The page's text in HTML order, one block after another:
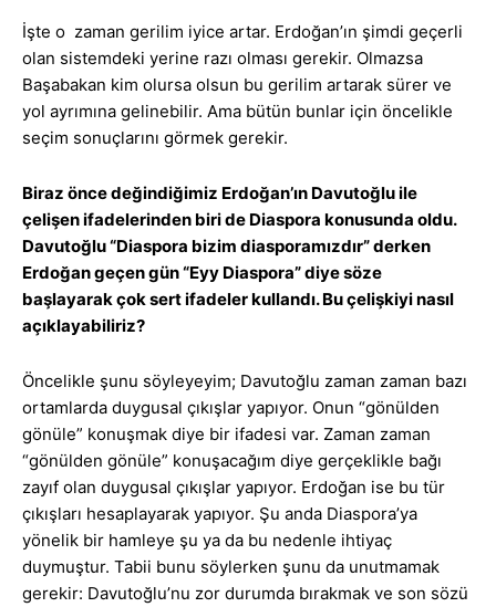
İşte o zaman gerilim iyice artar. Erdoğan’ın şimdi geçerli
olan sistemdeki yerine razı olması gerekir. Olmazsa
Başabakan kim olursa olsun bu gerilim artarak sürer ve
yol ayrımına gelinebilir. Ama bütün bunlar için öncelikle
seçim sonuçlarını görmek gerekir.
Biraz önce değindiğimiz Erdoğan’ın Davutoğlu ile
çelişen ifadelerinden biri de Diaspora konusunda oldu.
Davutoğlu “Diaspora bizim diasporamızdır” derken
Erdoğan geçen gün “Eyy Diaspora” diye söze
başlayarak çok sert ifadeler kullandı. Bu çelişkiyi nasıl
açıklayabiliriz?
Öncelikle şunu söyleyeyim; Davutoğlu zaman zaman bazı
ortamlarda duygusal çıkışlar yapıyor. Onun “gönülden
gönüle” konuşmak diye bir ifadesi var. Zaman zaman
“gönülden gönüle” konuşacağım diye gerçeklikle bağı
zayıf olan duygusal çıkışlar yapıyor. Erdoğan ise bu tür
çıkışları hesaplayarak yapıyor. Şu anda Diaspora’ya
yönelik bir hamleye şu ya da bu nedenle ihtiyaç
duymuştur. Tabii bunu söylerken şunu da unutmamak
gerekir: Davutoğlu’nu zor durumda bırakmak ve son sözü